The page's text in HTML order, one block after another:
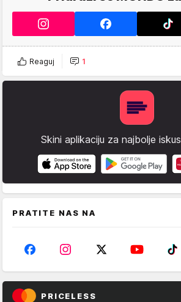
Reaguj 1
Skini aplikaciju za najbolje
PRATITE NAS NA
PRICELESS